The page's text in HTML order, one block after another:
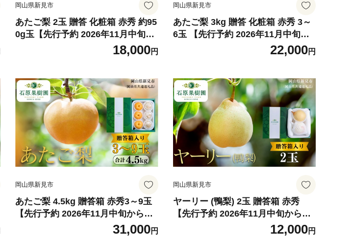
岡山県新見市
あたご梨 2玉 贈答 化粧箱 赤秀 約95
0g玉【先行予約 2026年11月中旬か
18,000円
岡山県新見市
あたご梨 3kg 贈答 化粧箱 赤秀 3～
6玉 【先行予約 2026年11月中旬か
22,000円
岡山県新見市
あたご梨 4.5kg 贈答箱 赤秀3～9玉
【先行予約 2026年11月中旬から順
31,000円
岡山県新見市
ヤーリー (鴨梨) 2玉 贈答箱 赤秀
【先行予約 2026年11月中旬から順
12,000円